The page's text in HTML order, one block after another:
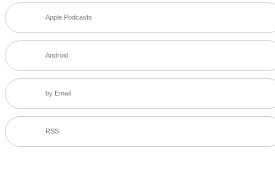
Apple Podcasts
Android
by Email
RSS